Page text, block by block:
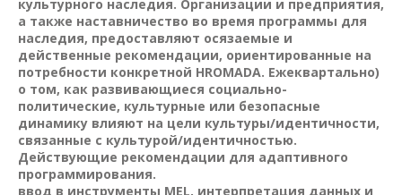
культурного наследия. Организации и предприятия,
а также наставничество во время программы для
наследия, предоставляют осязаемые и
действенные рекомендации, ориентированные на
потребности конкретной HROMADA. Ежеквартально)
о том, как развивающиеся социально-
политические, культурные или безопасные
динамику влияют на цели культуры/идентичности,
связанные с культурой/идентичностью.
Действующие рекомендации для адаптивного
программирования.
ввод в инструменты MEL, интерпретация данных и